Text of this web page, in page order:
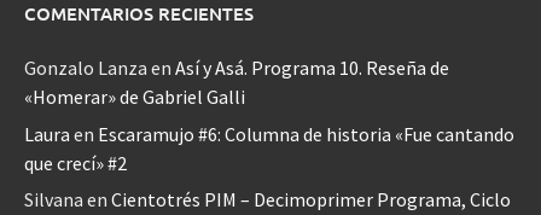
COMENTARIOS RECIENTES
Gonzalo Lanza en Así y Asá. Programa 10. Reseña de
«Homerar» de Gabriel Galli
Laura en Escaramujo #6: Columna de historia «Fue cantando
que crecí» #2
Silvana en Cientotrés PIM – Decimoprimer Programa, Ciclo